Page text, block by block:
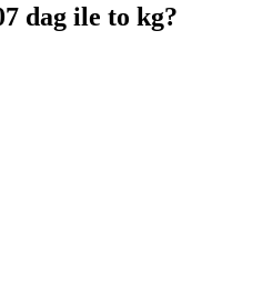
dag ile to kg?